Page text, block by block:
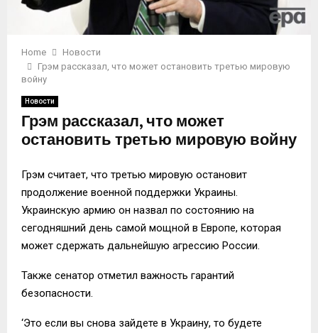
Home
Новости
Грэм рассказал, что может остановить третью мировую
войну
Новости
Грэм рассказал, что может
остановить третью мировую войну
Грэм считает, что третью мировую остановит
продолжение военной поддержки Украины.
Украинскую армию он назвал по состоянию на
сегодняшний день самой мощной в Европе, которая
может сдержать дальнейшую агрессию России.
Также сенатор отметил важность гарантий
безопасности.
‘Это если вы снова зайдете в Украину, то будете